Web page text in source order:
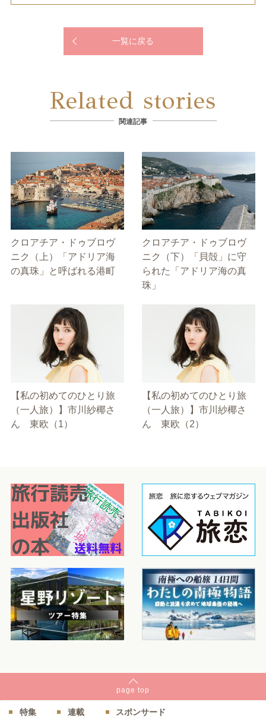
一覧に戻る
Related stories
関連記事
クロアチア・ドゥブロヴ
ニク（上）「アドリア海
の真珠」と呼ばれる港町
クロアチア・ドゥブロヴ
ニク（下）「貝殻」に守
られた「アドリア海の真
珠」
【私の初めてのひとり旅
（一人旅）】市川紗椰さ
ん 東欧（1）
【私の初めてのひとり旅
（一人旅）】市川紗椰さ
ん 東欧（2）
page top
特集 連載 スポンサード